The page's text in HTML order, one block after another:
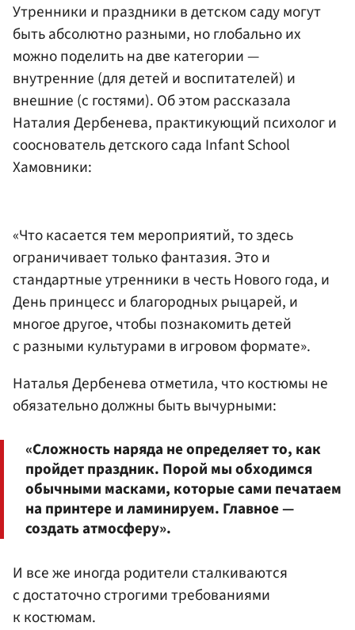
Утренники и праздники в детском саду могут
быть абсолютно разными, но глобально их
можно поделить на две категории —
внутренние (для детей и воспитателей) и
внешние (с гостями). Об этом рассказала
Наталия Дербенева, практикующий психолог и
сооснователь детского сада Infant School
Хамовники:
«Что касается тем мероприятий, то здесь
ограничивает только фантазия. Это и
стандартные утренники в честь Нового года, и
День принцесс и благородных рыцарей, и
многое другое, чтобы познакомить детей
с разными культурами в игровом формате».
Наталья Дербенева отметила, что костюмы не
обязательно должны быть вычурными:
«Сложность наряда не определяет то, как
пройдет праздник. Порой мы обходимся
обычными масками, которые сами печатаем
на принтере и ламинируем. Главное —
создать атмосферу».
И все же иногда родители сталкиваются
с достаточно строгими требованиями
к костюмам.